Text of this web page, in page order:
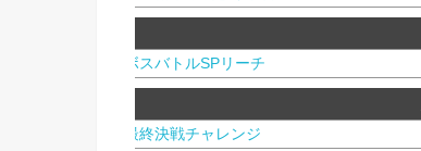
ボスバトルSPリーチ
最終決戦チャレンジ